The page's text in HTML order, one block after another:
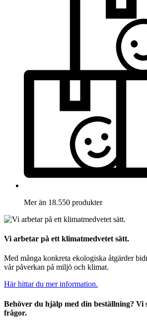
Mer än 18.550 produkter
Vi arbetar på ett klimatmedvetet sätt.
Med många konkreta ekologiska åtgärder
vår påverkan på miljö och klimat.
Här hittar du mer information.
Behöver du hjälp med din beställning? Vi
frågor.